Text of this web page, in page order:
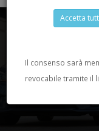
Accetta
Il consenso sarà
revocabile tramite il